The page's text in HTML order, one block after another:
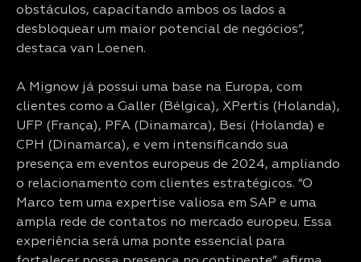
obstáculos, capacitando ambos os lados a
desbloquear um maior potencial de negócios”,
destaca van Loenen.
A Mignow já possui uma base na Europa, com
clientes como a Galler (Bélgica), XPertis (Holanda),
UFP (França), PFA (Dinamarca), Besi (Holanda) e
CPH (Dinamarca), e vem intensificando sua
presença em eventos europeus de 2024, ampliando
o relacionamento com clientes estratégicos. “O
Marco tem uma expertise valiosa em SAP e uma
ampla rede de contatos no mercado europeu. Essa
experiência será uma ponte essencial para